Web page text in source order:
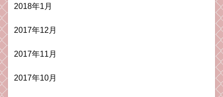
2018年1月
2017年12月
2017年11月
2017年10月